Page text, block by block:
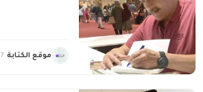
موقع الكتابة 7 أغسطس 2026